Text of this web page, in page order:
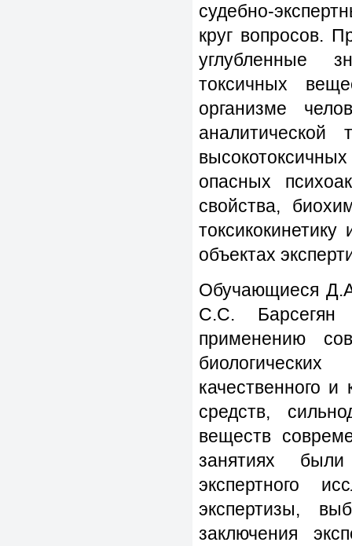
судебно-
круг вопросов.
углубленные
токсичных
организме
аналитической
опасных
свойства,
объектах
Обучающиеся
С.С. Барсегян
применению
качественного и
средств,
веществ
занятиях
экспертного
экспертизы,
заключения